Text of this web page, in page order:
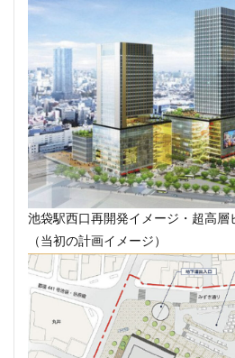
池袋駅西口再開発イメージ・超高層
（当初の計画イメージ）
王子
瑞穂陸上競技場 環状2号線
田町 町おこし 町田
登戸 白金 白金高輪
目黒駅 相模大野 相鉄
矢川駅 知立駅 石神井公
神保町 神宮前 神宮外苑
福岡市営地下鉄 福岡市営地下
稲城市
立川市 竹ノ塚 竹芝
笹塚 等々力 築地
総武線 練馬区 美術館
羽田イノベーションシティ 羽